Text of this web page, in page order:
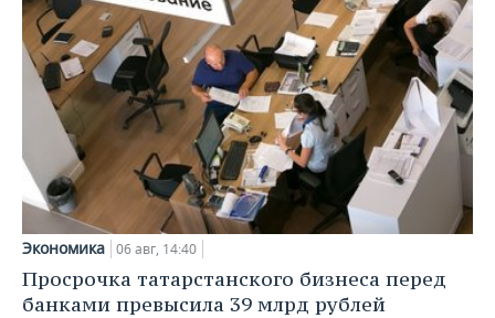
Экономика 06 авг, 14:40
Просрочка татарстанского бизнеса перед
банками превысила 39 млрд рублей